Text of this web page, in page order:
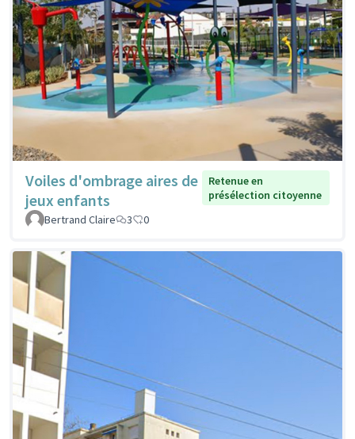
Voiles d'ombrage aires de
jeux enfants
Retenue en
présélection citoyenne
Bertrand Claire
3 0